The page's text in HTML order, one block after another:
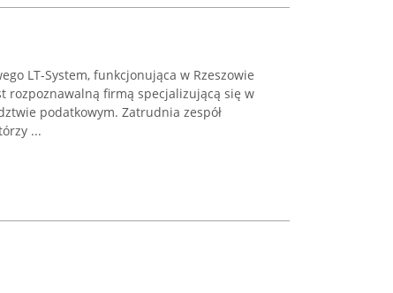
LT-System, funkcjonująca w Rzeszowie
rozpoznawalną firmą specjalizującą się w
podatkowym. Zatrudnia zespół
...